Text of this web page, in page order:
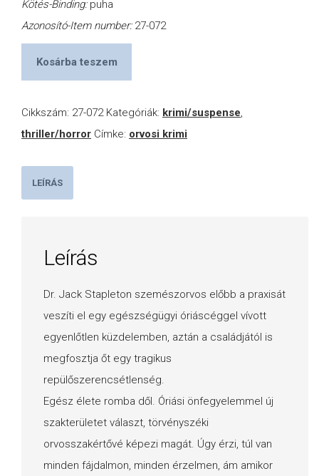
Kötés-Binding: puha
Azonosító-Item number: 27-072
Kosárba teszem
Cikkszám: 27-072 Kategóriák: krimi/suspense,
thriller/horror Címke: orvosi krimi
LEÍRÁS
Leírás
Dr. Jack Stapleton szemészorvos előbb a praxisát
veszíti el egy egészségügyi óriáscéggel vívott
egyenlőtlen küzdelemben, aztán a családjától is
megfosztja őt egy tragikus
repülőszerencsétlenség.
Egész élete romba dől. Óriási önfegyelemmel új
szakterületet választ, törvényszéki
orvosszakértővé képezi magát. Úgy érzi, túl van
minden fájdalmon, minden érzelmen, ám amikor